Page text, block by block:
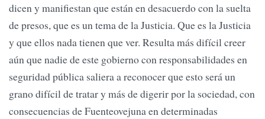
dicen y manifiestan que están en desacuerdo con la suelta
de presos, que es un tema de la Justicia. Que es la Justicia
y que ellos nada tienen que ver. Resulta más difícil creer
aún que nadie de este gobierno con responsabilidades en
seguridad pública saliera a reconocer que esto será un
grano difícil de tratar y más de digerir por la sociedad, con
consecuencias de Fuenteovejuna en determinadas